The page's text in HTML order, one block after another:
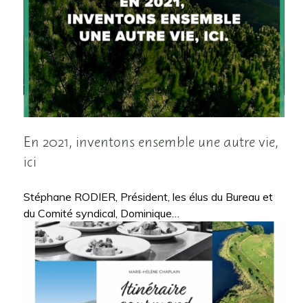
En 2021, inventons ensemble une autre vie,
ici
Stéphane RODIER, Président, les élus du Bureau et
du Comité syndical, Dominique…